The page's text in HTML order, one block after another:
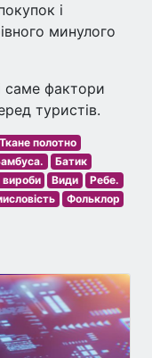
і
минулого
саме фактори
туристів.
Ткане полотно
Батик
вироби Види
Ребе.
Фольклор